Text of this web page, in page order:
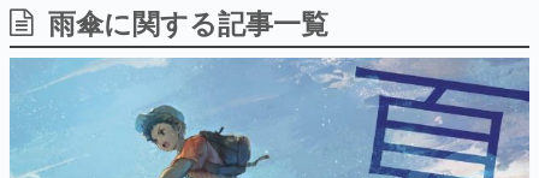
日本のコンテンツ産業やカルチャーに与えた影響を探る企
画です。
日本モバイルゲーム産業史
日本のモバイルゲーム史における主要なトピック・タイト
ルを網羅するほか、開発者へのインタビューや識者による
解説を掲載。約20年の歴史が一望できる決定版！
雨傘に関する記事一覧